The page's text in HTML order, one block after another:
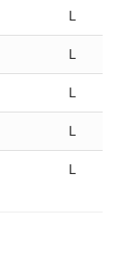
L
L
L
L
L